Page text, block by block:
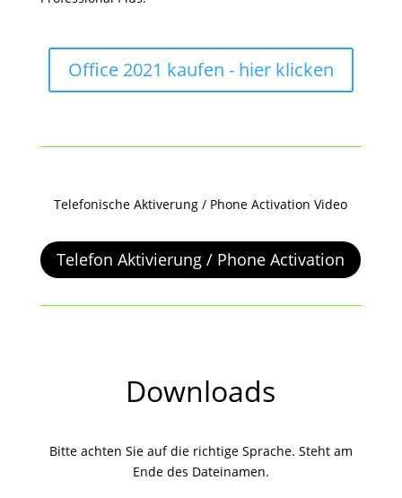
Office 2021 kaufen - hier klicken
Telefonische Aktiverung / Phone Activation Video
Telefon Aktivierung / Phone Activation
Downloads
Bitte achten Sie auf die richtige Sprache. Steht am
Ende des Dateinamen.